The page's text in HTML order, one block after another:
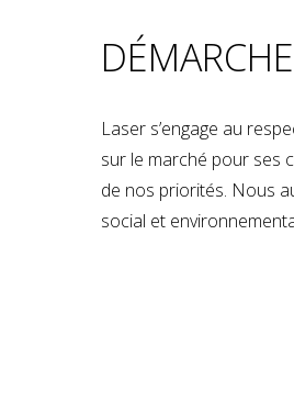
Laser s’engage au
sur le marché pour ses
de nos priorités. Nous
social et